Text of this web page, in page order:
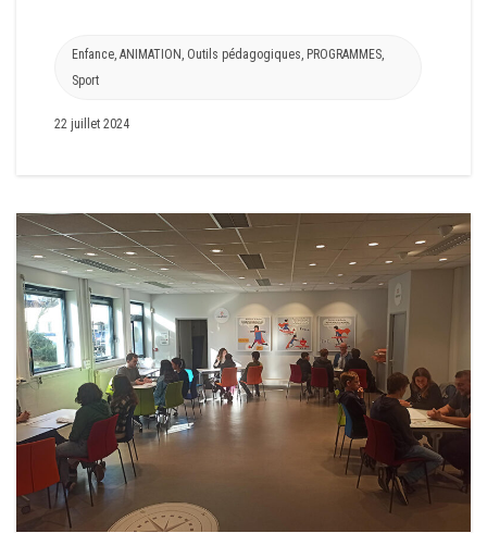
Enfance, ANIMATION , Outils pédagogiques, PROGRAMMES,
Sport
22 juillet 2024